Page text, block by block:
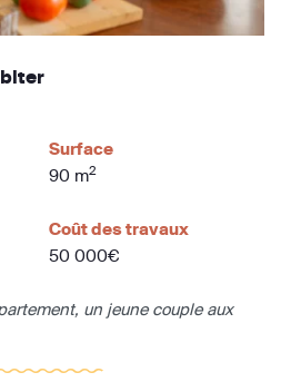
Surface
90 m2
Coût des travaux
50 000€
un jeune couple aux